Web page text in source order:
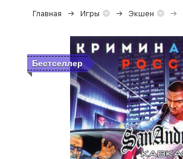
Главная Игры Экшен
Бестселлер